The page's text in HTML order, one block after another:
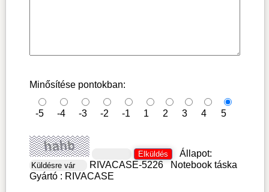
Minősítése pontokban:
-5 -4 -3 -2 -1 1 2 3 4 5
Állapot:
RIVACASE-5226
Notebook táska
Gyártó : RIVACASE